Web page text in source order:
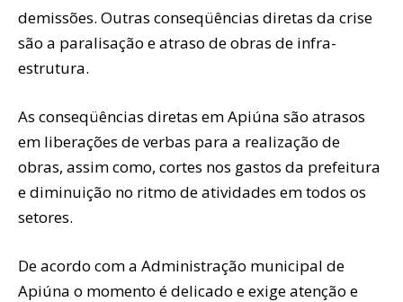
demissões. Outras conseqüências diretas da crise
são a paralisação e atraso de obras de infra-
estrutura.
As conseqüências diretas em Apiúna são atrasos
em liberações de verbas para a realização de
obras, assim como, cortes nos gastos da prefeitura
e diminuição no ritmo de atividades em todos os
setores.
De acordo com a Administração municipal de
Apiúna o momento é delicado e exige atenção e